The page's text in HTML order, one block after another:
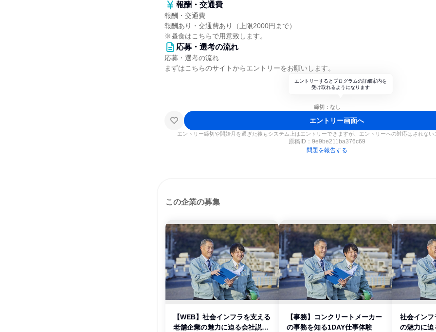
報酬・交通費
報酬・交通費
報酬あり・交通費あり（上限2000円まで）
※昼食はこちらで用意致します。
応募・選考の流れ
応募・選考の流れ
まずはこちらのサイトからエントリーをお願いします。
エントリーするとプログラムの詳細案内を
受け取れるようになります
締切：なし
エントリー画面へ
エントリー締切や開始月を過ぎた後もシステム上はエントリーできますが、エントリーへの対応はされない
原稿ID： 9e9be211ba376c69
問題を報告する
この企業の募集
【WEB】社会インフラを支える
老舗企業の魅力に迫る会社説明
【事務】コンクリートメーカー
の事務を知る1DAY仕事体験
社会インフ
の魅力に